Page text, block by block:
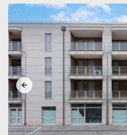
Previous slide